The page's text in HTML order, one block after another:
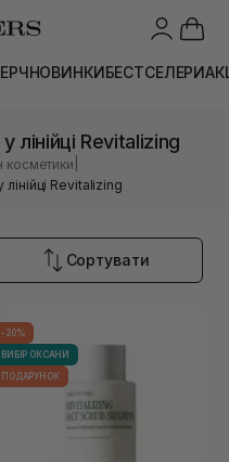
НОВИНКИБЕСТСЕЛЕРИ
лінійці Revitalizing
косметики
лінійці Revitalizing
Сортувати
-20%
ВИБІР ОКСАНИ
ПОДАРУНОК